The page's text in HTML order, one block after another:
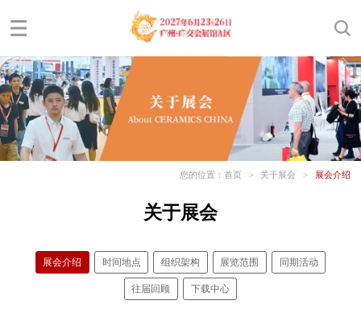
您的位置： 首页 > 关于展会 > 展会介绍
关于展会
展会介绍 时间地点 组织架构 展览范围 同期活动
往届回顾 下载中心